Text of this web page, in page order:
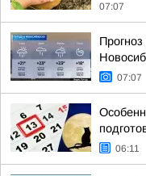
07:07
07:07
06:11